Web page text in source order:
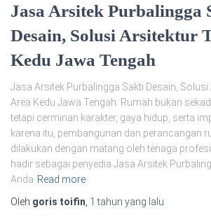
Jasa Arsitek Purbalingga
Desain, Solusi Arsitektur
Kedu Jawa Tengah
Jasa Arsitek Purbalingga Sakti Desain, Solusi
Area Kedu Jawa Tengah. Rumah bukan
tetapi cerminan karakter, gaya hidup, serta
karena itu, pembangunan dan perancangan
dilakukan dengan matang oleh tenaga
hadir sebagai penyedia Jasa Arsitek
Anda Read more
Oleh goris toifin 1 tahun yang lalu